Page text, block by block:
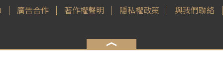
廣告合作 著作權聲明 隱私權政策 與我們聯絡